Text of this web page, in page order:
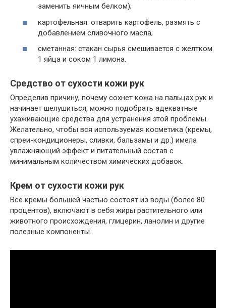
заменить яичным белком);
картофельная: отварить картофель, размять с
добавлением сливочного масла;
сметанная: стакан сырья смешивается с желтком
1 яйца и соком 1 лимона.
Средство от сухости кожи рук
Определив причину, почему сохнет кожа на пальцах рук и
начинает шелушиться, можно подобрать адекватные
ухаживающие средства для устранения этой проблемы.
Желательно, чтобы вся используемая косметика (кремы,
спреи-кондиционеры, сливки, бальзамы и др.) имела
увлажняющий эффект и питательный состав с
минимальным количеством химических добавок.
Крем от сухости кожи рук
Все кремы большей частью состоят из воды (более 80
процентов), включают в себя жиры растительного или
животного происхождения, глицерин, ланолин и другие
полезные компоненты.